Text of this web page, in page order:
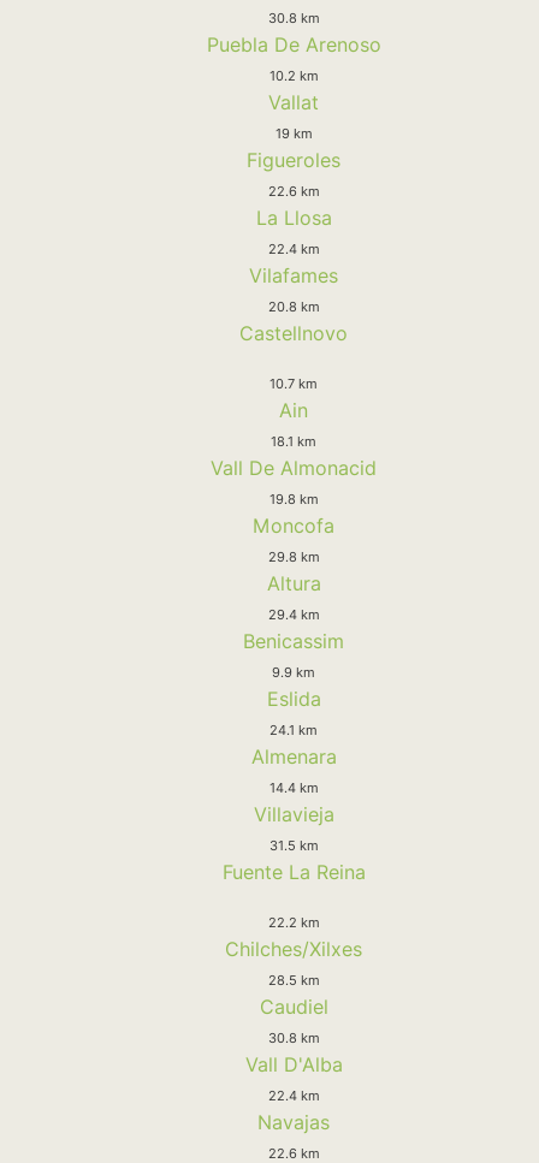
30.8 km
Puebla De Arenoso
10.2 km
Vallat
19 km
Figueroles
22.6 km
La Llosa
22.4 km
Vilafames
20.8 km
Castellnovo
10.7 km
Ain
18.1 km
Vall De Almonacid
19.8 km
Moncofa
29.8 km
Altura
29.4 km
Benicassim
9.9 km
Eslida
24.1 km
Almenara
14.4 km
Villavieja
31.5 km
Fuente La Reina
22.2 km
Chilches/Xilxes
28.5 km
Caudiel
30.8 km
Vall D'Alba
22.4 km
Navajas
22.6 km